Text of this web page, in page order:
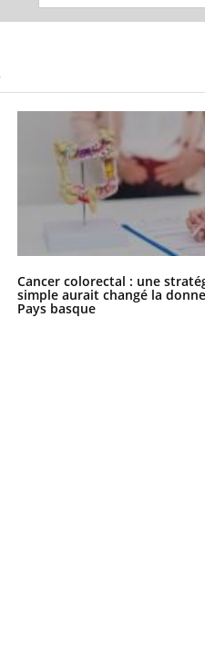
Cancer colorectal : une
simple aurait changé la
Pays basque
& Charge mentale : et
en parler??Youtube